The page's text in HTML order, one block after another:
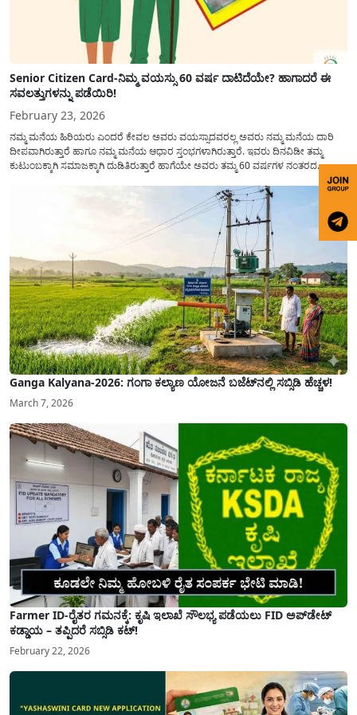
Senior Citizen Card-ನಿಮ್ಮ ವಯಸ್ಸು 60 ವರ್ಷ ದಾಟಿದೆಯೇ? ಹಾಗಾದರೆ ಈ
ಸವಲತ್ತುಗಳನ್ನು ಪಡೆಯಿರಿ!
February 23, 2026
ನಮ್ಮ ಮನೆಯ ಹಿರಿಯರು ಎಂದರೆ ಕೇವಲ ಅವರು ವಯಸ್ಸಾದವರಲ್ಲ ಅವರು ನಮ್ಮ ಮನೆಯ ದಾರಿ
ದೀಪವಾಗಿರುತ್ತಾರೆ ಹಾಗೂ ನಮ್ಮ ಮನೆಯ ಆಧಾರ ಸ್ತಂಭಗಳಾಗಿರುತ್ತಾರೆ. ಇವರು ದಿನವಿಡೀ ತಮ್ಮ
ಕುಟುಂಬಕ್ಕಾಗಿ ಸಮಾಜಕ್ಕಾಗಿ ದುಡಿತಿರುತ್ತಾರೆ ಹಾಗೆಯೇ ಅವರು ತಮ್ಮ 60 ವರ್ಷಗಳ ನಂತರದ
ಜೀವನವನ್ನು ನೆಮ್ಮದಿಯಿಂದ ಕಳೆಯಬೇಕೆಂಬುದು ಪ್ರತಿಯೊಬ್ಬರ ಕನಸಾಗಿರುತ್ತದೆ ಆದ್ದರಿಂದ ಸರ್ಕಾರವು
Ganga Kalyana-2026: ಗಂಗಾ ಕಲ್ಯಾಣ ಯೋಜನೆ ಬಜೆಟ್‌ನಲ್ಲಿ ಸಬ್ಸಿಡಿ ಹೆಚ್ಚಳ!
March 7, 2026
Farmer ID-ರೈತರ ಗಮನಕ್ಕೆ: ಕೃಷಿ ಇಲಾಖೆ ಸೌಲಭ್ಯ ಪಡೆಯಲು FID ಅಪ್‌ಡೇಟ್
ಕಡ್ಡಾಯ – ತಪ್ಪಿದರೆ ಸಬ್ಸಿಡಿ ಕಟ್!
February 22, 2026